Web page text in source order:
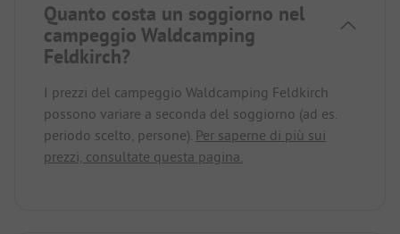
Quanto costa un soggiorno nel
campeggio Waldcamping
Feldkirch?
I prezzi del campeggio Waldcamping Feldkirch
possono variare a seconda del soggiorno (ad es.
periodo scelto, persone). Per saperne di più sui
prezzi, consultate questa pagina.